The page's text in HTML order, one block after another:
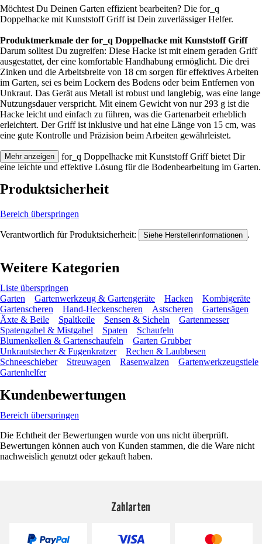
Möchtest Du Deinen Garten effizient bearbeiten? Die for_q
Doppelhacke mit Kunststoff Griff ist Dein zuverlässiger Helfer.
Produktmerkmale der for_q Doppelhacke mit Kunststoff Griff
Darum solltest Du zugreifen: Diese Hacke ist mit einem geraden Griff
ausgestattet, der eine komfortable Handhabung ermöglicht. Die drei
Zinken und die Arbeitsbreite von 18 cm sorgen für effektives Arbeiten
im Garten, sei es beim Lockern des Bodens oder beim Entfernen von
Unkraut. Das Gerät aus Metall ist robust und langlebig, was eine lange
Nutzungsdauer verspricht. Mit einem Gewicht von nur 293 g ist die
Hacke leicht und einfach zu führen, was die Gartenarbeit erheblich
erleichtert. Der Griff ist inklusive und hat eine Länge von 15 cm, was
eine gute Kontrolle und Präzision beim Arbeiten gewährleistet.
Festgezurrt: Die for_q Doppelhacke mit Kunststoff Griff bietet Dir
eine leichte und effektive Lösung für die Bodenbearbeitung im Garten.
Mehr anzeigen
Produktsicherheit
Bereich überspringen
Verantwortlich für Produktsicherheit: Siehe Herstellerinformationen .
Weitere Kategorien
Liste überspringen
Garten
Gartenwerkzeug & Gartengeräte Hacken
Kombigeräte
Gartenscheren
Hand-Heckenscheren Astscheren
Gartensägen
Äxte & Beile
Spaltkeile Sensen & Sicheln
Gartenmesser
Spatengabel & Mistgabel
Spaten
Schaufeln
Blumenkellen & Gartenschaufeln
Garten Grubber
Unkrautstecher & Fugenkratzer
Rechen & Laubbesen
Schneeschieber
Streuwagen Rasenwalzen
Gartenwerkzeugstiele
Gartenhelfer
Kundenbewertungen
Bereich überspringen
Die Echtheit der Bewertungen wurde von uns nicht überprüft.
Bewertungen können auch von Kunden stammen, die die Ware nicht
nachweislich genutzt oder gekauft haben.
Zahlarten